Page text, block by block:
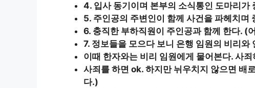
4. 입사 동기이며 본부의 소식통인 도마리가
5. 주인공의 주변인이 함께 사건을 파헤치며
6. 충직한 부하직원이 주인공과 함께 한다. (
7. 정보들을 모으다 보니 은행 임원의 비리
이때 한자와는 비리 임원에게 물어본다. 사
사죄를 하면 ok. 하지만 뉘우치지 않으면 배
다.)